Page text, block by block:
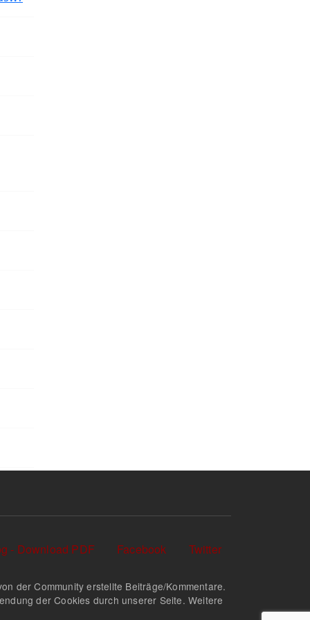
- Download PDF Facebook Twitter
der Community erstellte Beiträge/Kommentare.
der Cookies durch unserer Seite. Weitere